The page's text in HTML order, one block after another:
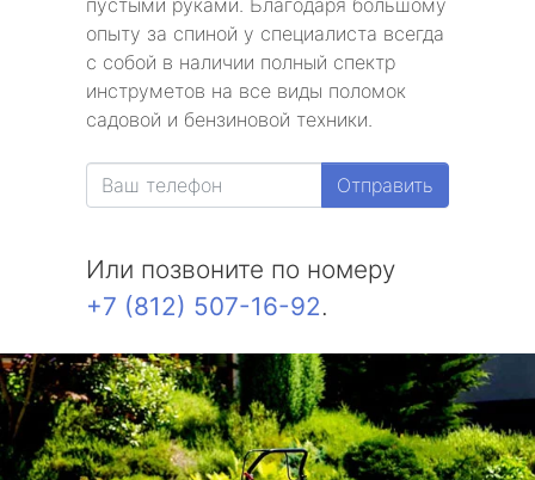
пустыми руками. Благодаря большому
опыту за спиной у специалиста всегда
с собой в наличии полный спектр
инструметов на все виды поломок
садовой и бензиновой техники.
Отправить
Или позвоните по номеру
+7 (812) 507-16-92.